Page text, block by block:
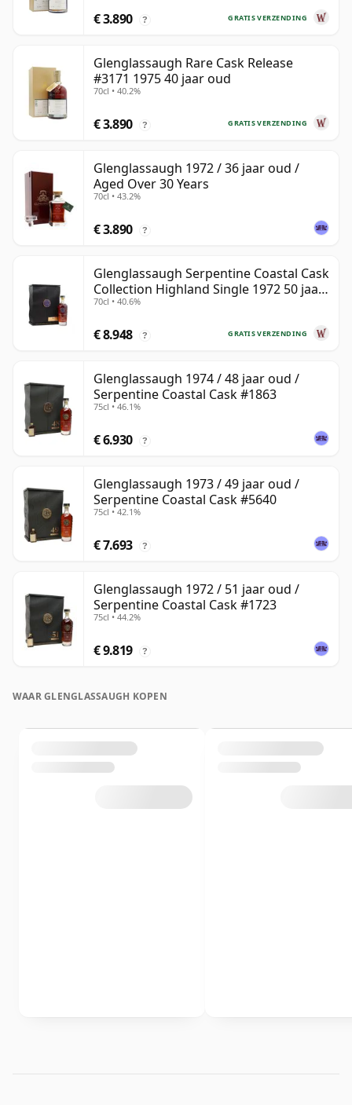
GRATIS VERZENDING
€ 3.890 ?
Glenglassaugh Rare Cask Release
#3171 1975 40 jaar oud
70cl • 40.2%
GRATIS VERZENDING
€ 3.890 ?
Glenglassaugh 1972 / 36 jaar oud /
Aged Over 30 Years
70cl • 43.2%
€ 3.890 ?
Glenglassaugh Serpentine Coastal Cask
Collection Highland Single 1972 50 jaar
oud
70cl • 40.6%
GRATIS VERZENDING
€ 8.948 ?
Glenglassaugh 1974 / 48 jaar oud /
Serpentine Coastal Cask #1863
75cl • 46.1%
€ 6.930 ?
Glenglassaugh 1973 / 49 jaar oud /
Serpentine Coastal Cask #5640
75cl • 42.1%
€ 7.693 ?
Glenglassaugh 1972 / 51 jaar oud /
Serpentine Coastal Cask #1723
75cl • 44.2%
€ 9.819 ?
WAAR GLENGLASSAUGH KOPEN